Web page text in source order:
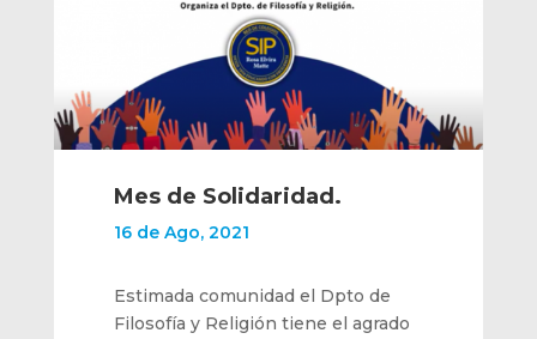
Mes de Solidaridad.
16 de Ago, 2021
Estimada comunidad el Dpto de
Filosofía y Religión tiene el agrado